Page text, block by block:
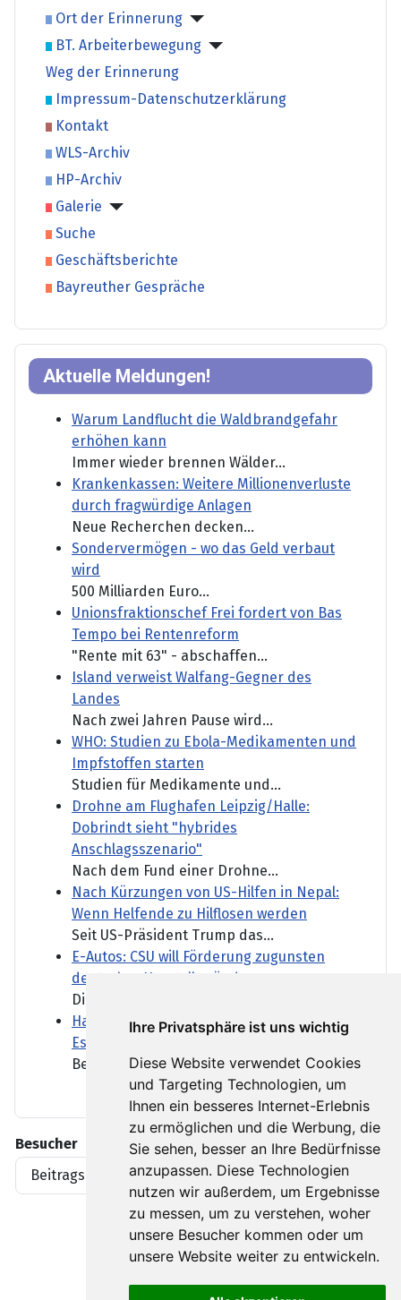
Ihre Privatsphäre ist uns wichtig
Diese Website verwendet Cookies
und Targeting Technologien, um
Ihnen ein besseres Internet-Erlebnis
zu ermöglichen und die Werbung, die
Sie sehen, besser an Ihre Bedürfnisse
anzupassen. Diese Technologien
nutzen wir außerdem, um Ergebnisse
zu messen, um zu verstehen, woher
unsere Besucher kommen oder um
unsere Website weiter zu entwickeln.
Ort der Erinnerung
BT. Arbeiterbewegung
Weg der Erinnerung
Impressum-Datenschutzerklärung
Kontakt
WLS-Archiv
HP-Archiv
Galerie
Suche
Geschäftsberichte
Bayreuther Gespräche
Aktuelle Meldungen!
Warum Landflucht die Waldbrandgefahr
erhöhen kann
Immer wieder brennen Wälder...
Krankenkassen: Weitere Millionenverluste
durch fragwürdige Anlagen
Neue Recherchen decken...
Sondervermögen - wo das Geld verbaut
wird
500 Milliarden Euro...
Unionsfraktionschef Frei fordert von Bas
Tempo bei Rentenreform
"Rente mit 63" - abschaffen...
Island verweist Walfang-Gegner des
Landes
Nach zwei Jahren Pause wird...
WHO: Studien zu Ebola-Medikamenten und
Impfstoffen starten
Studien für Medikamente und...
Drohne am Flughafen Leipzig/Halle:
Dobrindt sieht "hybrides
Anschlagsszenario"
Nach dem Fund einer Drohne...
Nach Kürzungen von US-Hilfen in Nepal:
Wenn Helfende zu Hilflosen werden
Seit US-Präsident Trump das...
E-Autos: CSU will Förderung zugunsten
deutscher Hersteller ändern
Die aktuelle...
Haben die USA zu wenig Raketen für eine
Eskalation mit Iran?
Berichte mehrerer Medien...
Besucher
Beitragsaufrufe
1919396